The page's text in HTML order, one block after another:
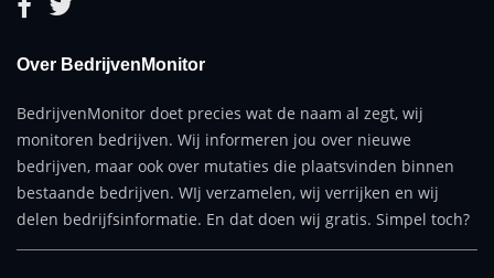
Over BedrijvenMonitor
BedrijvenMonitor doet precies wat de naam al zegt, wij
monitoren bedrijven. Wij informeren jou over nieuwe
bedrijven, maar ook over mutaties die plaatsvinden binnen
bestaande bedrijven. WIj verzamelen, wij verrijken en wij
delen bedrijfsinformatie. En dat doen wij gratis. Simpel toch?